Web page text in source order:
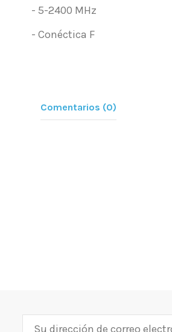
- 5-2400 MHz
- Conéctica F
Comentarios (0)